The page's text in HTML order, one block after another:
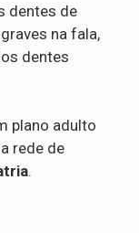
dentes de
na fala,
dentes
plano adulto
rede de
.